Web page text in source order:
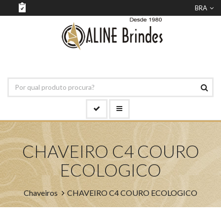
BRA
CHAVEIRO C4 COURO
ECOLOGICO
Chaveiros CHAVEIRO C4 COURO ECOLOGICO